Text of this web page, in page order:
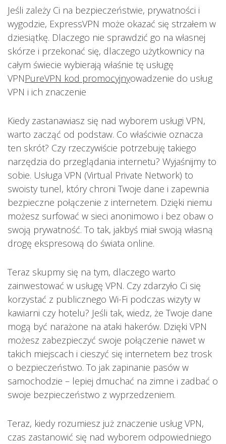
Jeśli zależy Ci na bezpieczeństwie, prywatności i
wygodzie, ExpressVPN może okazać się strzałem w
dziesiątkę. Dlaczego nie sprawdzić go na własnej
skórze i przekonać się, dlaczego użytkownicy na
całym świecie wybierają właśnie tę usługę
VPNPureVPN kod promocyjnyowadzenie do usług
VPN i ich znaczenie
Kiedy zastanawiasz się nad wyborem usługi VPN,
warto zacząć od podstaw. Co właściwie oznacza
ten skrót? Czy rzeczywiście potrzebuję takiego
narzędzia do przeglądania internetu? Wyjaśnijmy to
sobie. Usługa VPN (Virtual Private Network) to
swoisty tunel, który chroni Twoje dane i zapewnia
bezpieczne połączenie z internetem. Dzięki niemu
możesz surfować w sieci anonimowo i bez obaw o
swoją prywatność. To tak, jakbyś miał swoją własną
drogę ekspresową do świata online.
Teraz skupmy się na tym, dlaczego warto
zainwestować w usługę VPN. Czy zdarzyło Ci się
korzystać z publicznego Wi-Fi podczas wizyty w
kawiarni czy hotelu? Jeśli tak, wiedz, że Twoje dane
mogą być narażone na ataki hakerów. Dzięki VPN
możesz zabezpieczyć swoje połączenie nawet w
takich miejscach i cieszyć się internetem bez trosk
o bezpieczeństwo. To jak zapinanie pasów w
samochodzie – lepiej dmuchać na zimne i zadbać o
swoje bezpieczeństwo z wyprzedzeniem.
Teraz, kiedy rozumiesz już znaczenie usług VPN,
czas zastanowić się nad wyborem odpowiedniego